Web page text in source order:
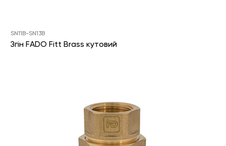
SN11B-SN13B
Згін FADO Fitt Brass кутовий